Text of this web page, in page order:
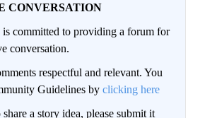
CONVERSATION
committed to providing a forum for
conversation.
respectful and relevant. You
Guidelines by clicking here
a story idea, please submit it